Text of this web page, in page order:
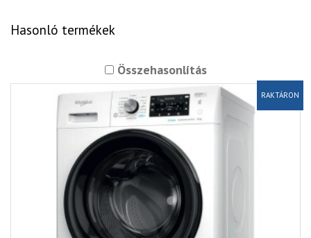
Hasonló termékek
Összehasonlítás
RAKTÁRON